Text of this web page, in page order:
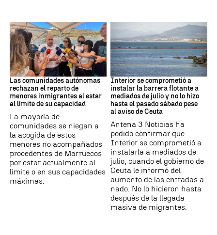
Crisis Migratoria
Las comunidades autónomas
rechazan el reparto de
menores inmigrantes al estar
al límite de su capacidad
La mayoría de
comunidades se niegan a
la acogida de estos
menores no acompañados
procedentes de Marruecos
por estar actualmente al
límite o en sus capacidades
máximas.
CRISIS MIGRATORIA
Interior se comprometió a
instalar la barrera flotante a
mediados de julio y no lo hizo
hasta el pasado sábado pese
al aviso de Ceuta
Antena 3 Noticias ha
podido confirmar que
Interior se comprometió a
instalarla a mediados de
julio, cuando el gobierno de
Ceuta le informó del
aumento de las entradas a
nado. No lo hicieron hasta
después de la llegada
masiva de migrantes.